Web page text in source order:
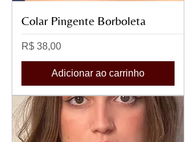
Colar Pingente Borboleta
Preço
R$ 38,00
Adicionar ao carrinho